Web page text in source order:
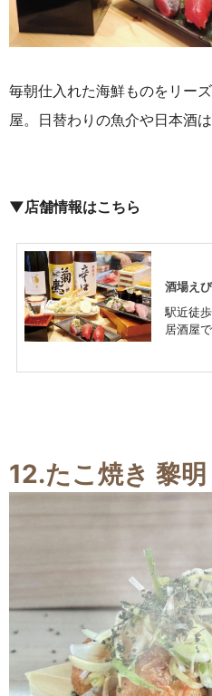
毎朝仕入れた海鮮ものをリー
屋。日替わりの魚介や日本酒
▼店舗情報はこちら
酒場え
駅近徒
居酒屋
12.たこ焼き 黎明